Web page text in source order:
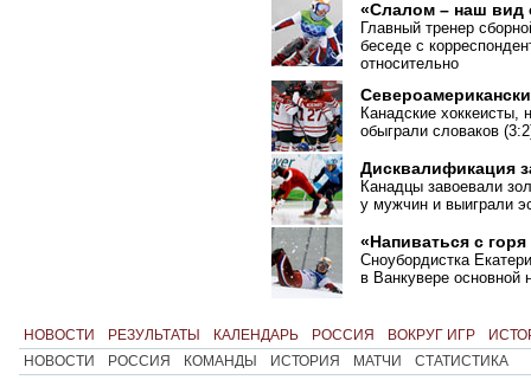
«Слалом – наш вид
Главный тренер
беседе с
относительно
Канадские хоккеисты,
обыграли словаков (
Дисквалификация
Канадцы завоевали
у мужчин и выиграли
«Напиваться с
Сноубордистка
в Ванкувере основной
НОВОСТИ РЕЗУЛЬТАТЫ КАЛЕНДАРЬ РОССИЯ ВОКРУГ ИГР
НОВОСТИ
РОССИЯ КОМАНДЫ ИСТОРИЯ МАТЧИ СТАТИСТИКА